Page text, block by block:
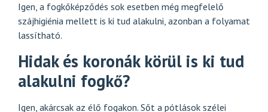
Igen, a fogkőképződés sok esetben még megfelelő
szájhigiénia mellett is ki tud alakulni, azonban a folyamat
lassítható.
Hidak és koronák körül is ki tud
alakulni fogkő?
Igen, akárcsak az élő fogakon. Sőt a pótlások szélei